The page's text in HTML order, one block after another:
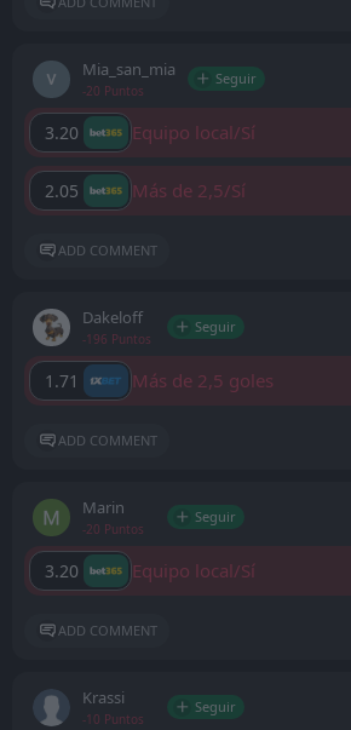
Mia_san_mia
-20 Puntos
Seguir
3.20 Equipo local/Sí
2.05 Más de 2,5/Sí
ADD COMMENT
Dakeloff
-196 Puntos
Seguir
1.71 Más de 2,5 goles
ADD COMMENT
Marin
-20 Puntos
Seguir
3.20 Equipo local/Sí
ADD COMMENT
Krassi
-10 Puntos
Seguir